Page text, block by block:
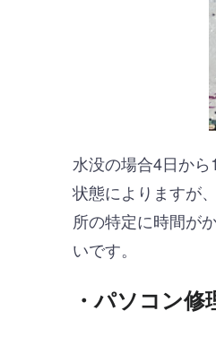
水没の場合4日か
状態によりますが
所の特定に時間が
いです。
・パソコン修